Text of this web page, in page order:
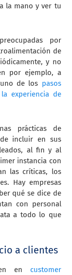
la mano y ver tu
por
de
y no
por ejemplo, a
de los pasos
experiencia de
prácticas de
incluir en sus
al fin y al
instancia con
las críticas, los
Hay empresas
qué se dice de
con personal
a todo lo que
a clientes
en customer